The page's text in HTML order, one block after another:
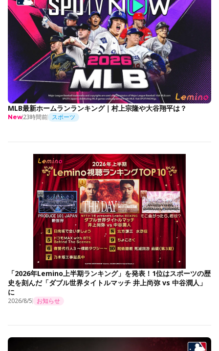
MLB最新ホームランランキング｜村上宗隆や大谷翔平は？
New23時間前 スポーツ
「2026年Lemino上半期ランキング」を発表！1位はスポーツの歴
史を刻んだ「ダブル世界タイトルマッチ 井上尚弥 vs 中谷潤人」
に
2026/8/5 お知らせ